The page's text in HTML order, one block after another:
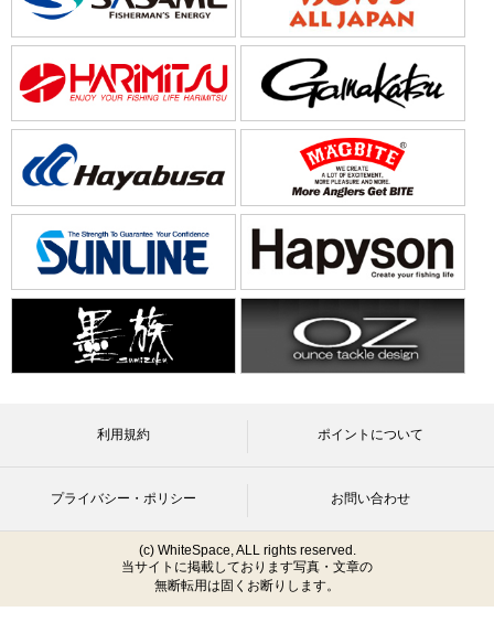
利用規約 ポイントについて
プライバシー・ポリシー お問い合わせ
(c) WhiteSpace, ALL rights reserved.
当サイトに掲載しております写真・文章の
無断転用は固くお断りします。